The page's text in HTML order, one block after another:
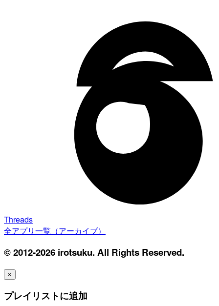
Threads
全アプリ一覧（アーカイブ）
© 2012-2026 irotsuku. All Rights Reserved.
×
プレイリストに追加